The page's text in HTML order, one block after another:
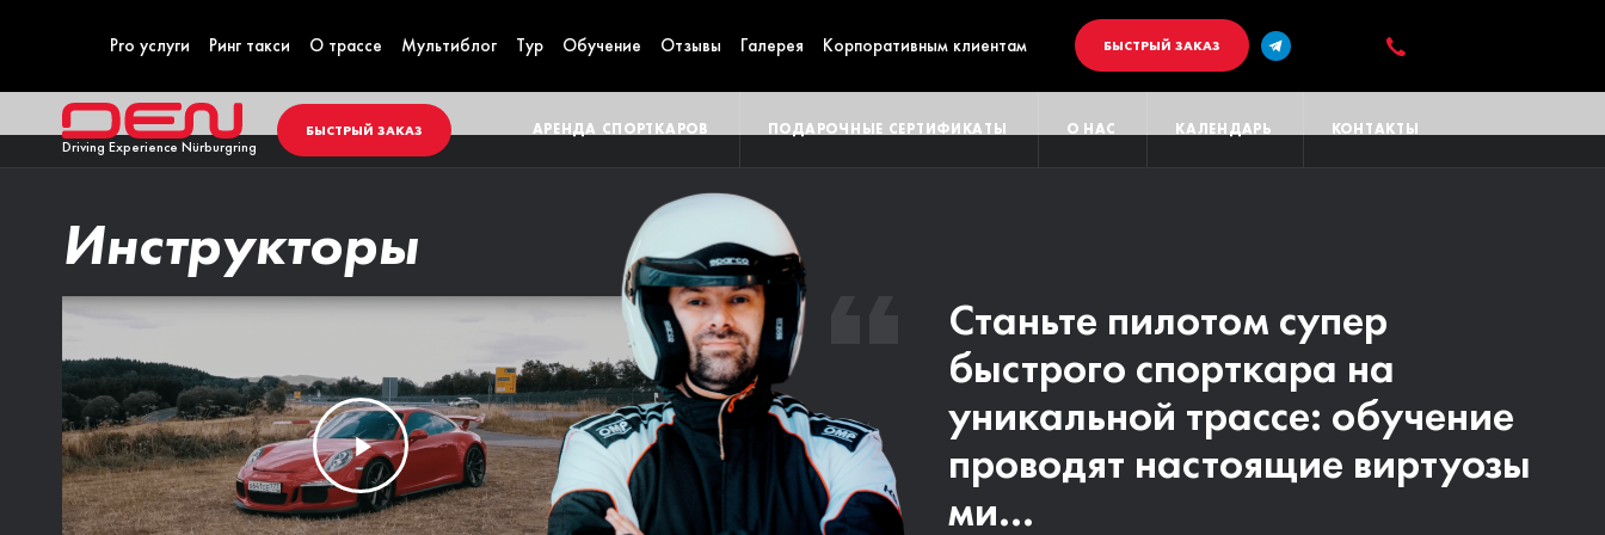
Pro услуги Ринг такси О трассе Мультиблог Тур Обучение Отзывы Галерея Корпоративным клиентам БЫСТРЫЙ ЗАКАЗ
Driving Experience Nürburgring
БЫСТРЫЙ ЗАКАЗ АРЕНДА СПОРТКАРОВ ПОДАРОЧНЫЕ СЕРТИФИКАТЫ О НАС КАЛЕНДАРЬ КОНТАКТЫ
Инструкторы
Станьте пилотом супер
быстрого спорткара на
уникальной трассе: обучение
проводят настоящие виртуозы
ми...
Приглашаем вас на летние
каникулы в Германию, на
самый невероятный гоночный
трек в мире